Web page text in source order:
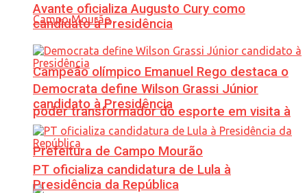
Campeão olímpico Emanuel Rego destaca o
poder transformador do esporte em visita à
Prefeitura de Campo Mourão
Avante oficializa Augusto Cury como
candidato à Presidência
Democrata define Wilson Grassi Júnior
candidato à Presidência
PT oficializa candidatura de Lula à
Presidência da República